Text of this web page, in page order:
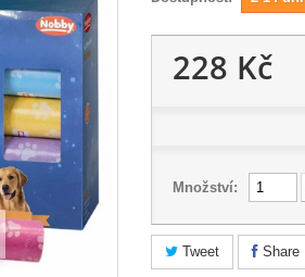
228 Kč
Množství:
Tweet Share